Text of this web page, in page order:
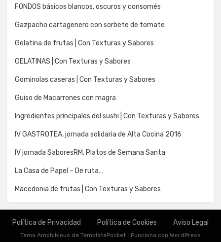
FONDOS básicos blancos, oscuros y consomés
Gazpacho cartagenero con sorbete de tomate
Gelatina de frutas | Con Texturas y Sabores
GELATINAS | Con Texturas y Sabores
Gominolas caseras | Con Texturas y Sabores
Guiso de Macarrones con magra
Ingredientes principales del sushi | Con Texturas y Sabores
IV GASTROTEA, jornada solidaria de Alta Cocina 2016
IV jornada SaboresRM. Platos de Semana Santa
La Casa de Papel – De ruta…
Macedonia de frutas | Con Texturas y Sabores
Política de Privacidad Política de Cookies Aviso Legal
Tema Amphibious de TemplatePocket ⋅ Funciona con WordPress